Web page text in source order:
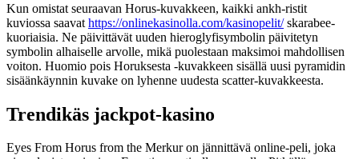
Kun omistat seuraavan Horus-kuvakkeen, kaikki ankh-ristit
kuviossa saavat https://onlinekasinolla.com/kasinopelit/skarabee-
kuoriaisia. Ne päivittävät uuden hieroglyfisymbolin päivitetyn
symbolin alhaiselle arvolle, mikä puolestaan ​​maksimoi mahdollisen
voiton. Huomio pois Horuksesta -kuvakkeen sisällä uusi pyramidin
sisäänkäynnin kuvake on lyhenne uudesta scatter-kuvakkeesta.
Trendikäs jackpot-kasino
Eyes From Horus from the Merkur on jännittävä online-peli, joka